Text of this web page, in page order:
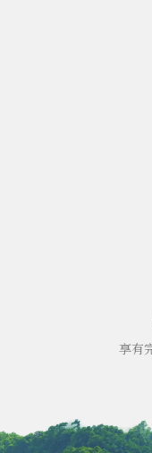
享有